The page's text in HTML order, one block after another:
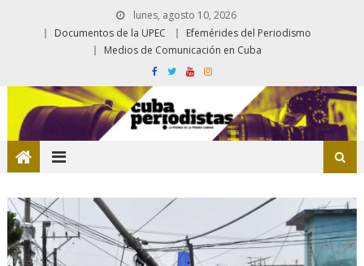
lunes, agosto 10, 2026
Documentos de la UPEC
Efemérides del Periodismo
Medios de Comunicación en Cuba